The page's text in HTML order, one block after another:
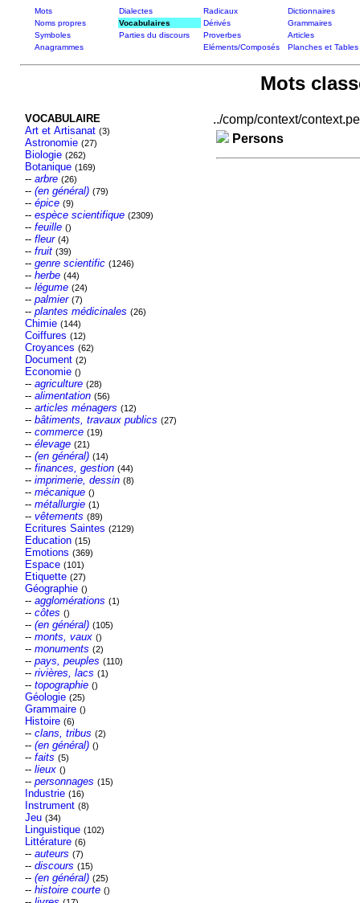
Mots Dialectes Radicaux
Dictionnaires
Noms propres
Vocabulaires Dérivés
Grammaires
Symboles
Parties du discours Proverbes
Articles
Anagrammes
Eléments/Composés Planches et Tables
Mots
VOCABULAIRE
Art et Artisanat (3)
Astronomie (27)
Biologie (262)
Botanique (169)
-- arbre (26)
-- (en général) (79)
-- épice (9)
-- espèce scientifique (2309)
-- feuille ()
-- fleur (4)
-- fruit (39)
-- genre scientific (1246)
-- herbe (44)
-- légume (24)
-- palmier (7)
-- plantes médicinales (26)
Chimie (144)
Coiffures (12)
Croyances (62)
Document (2)
Economie ()
-- agriculture (28)
-- alimentation (56)
-- articles ménagers (12)
-- bâtiments, travaux publics (27)
-- commerce (19)
-- élevage (21)
-- (en général) (14)
-- finances, gestion (44)
-- imprimerie, dessin (8)
-- mécanique ()
-- métallurgie (1)
-- vêtements (89)
Ecritures Saintes (2129)
Education (15)
Emotions (369)
Espace (101)
Etiquette (27)
Géographie ()
-- agglomérations (1)
-- côtes ()
-- (en général) (105)
-- monts, vaux ()
-- monuments (2)
-- pays, peuples (110)
-- rivières, lacs (1)
-- topographie ()
Géologie (25)
Grammaire ()
Histoire (6)
-- clans, tribus (2)
-- (en général) ()
-- faits (5)
-- lieux ()
-- personnages (15)
Industrie (16)
Instrument (8)
Jeu (34)
Linguistique (102)
Littérature (6)
-- auteurs (7)
-- discours (15)
-- (en général) (25)
-- histoire courte ()
../comp/context/
Persons